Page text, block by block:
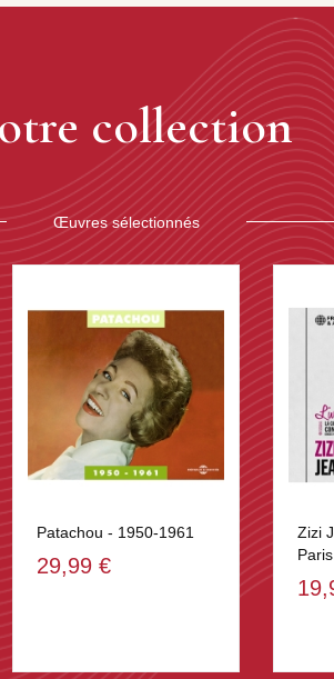
collection
Œuvres sélectionnés
Patachou - 1950-1961
29,99 €
Zizi
Paris